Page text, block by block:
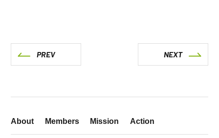
PREV NEXT
About Members Mission Action